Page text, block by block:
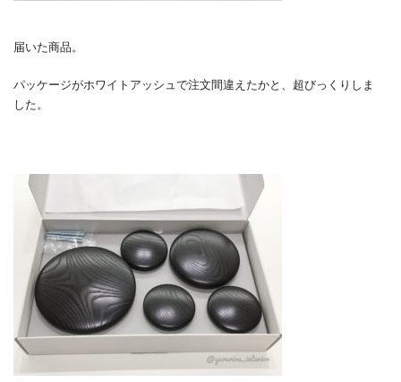
届いた商品。
パッケージがホワイトアッシュで注文間違えたかと、超びっくりしま
した。